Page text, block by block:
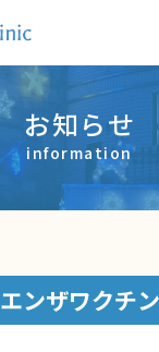
お知らせ
information
ンザワクチ